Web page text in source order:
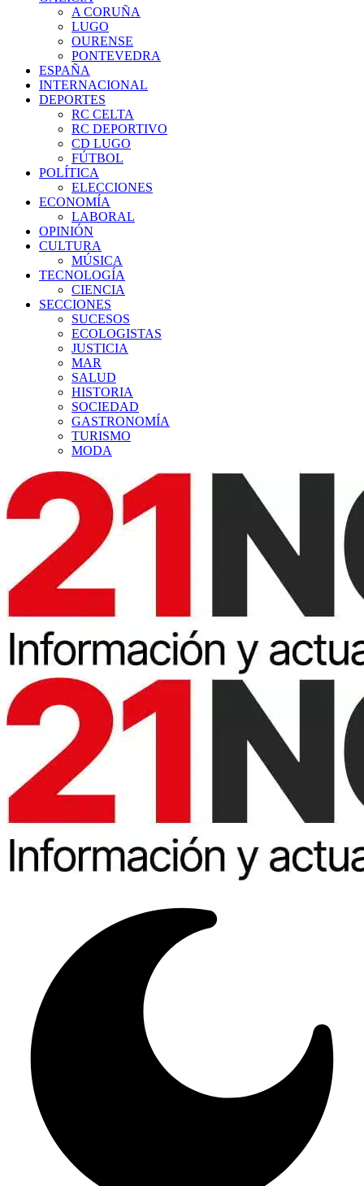
A CORUÑA
LUGO
OURENSE
PONTEVEDRA
ESPAÑA
INTERNACIONAL
DEPORTES
RC CELTA
RC DEPORTIVO
CD LUGO
FÚTBOL
POLÍTICA
ELECCIONES
ECONOMÍA
LABORAL
OPINIÓN
CULTURA
MÚSICA
TECNOLOGÍA
CIENCIA
SECCIONES
SUCESOS
ECOLOGISTAS
JUSTICIA
MAR
SALUD
HISTORIA
SOCIEDAD
GASTRONOMÍA
TURISMO
MODA